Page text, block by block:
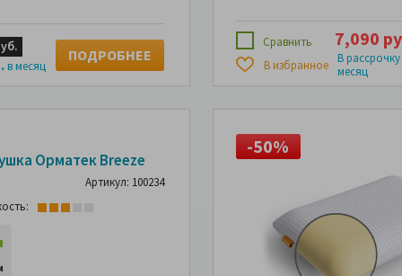
в месяц
ПОДРОБНЕЕ
Сравнить
В избранное
7,090
В
месяц
Орматек Breeze
Артикул: 100234
-50%